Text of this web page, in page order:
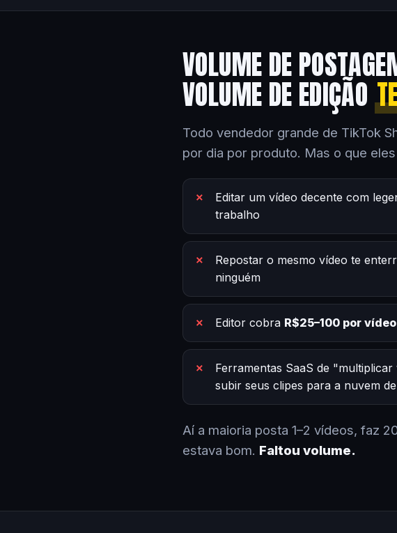
VOLUME DE
VOLUME DE EDIÇÃO
Todo vendedor grande de TikTok
por dia por produto. Mas o que
Editar um vídeo decente com
trabalho
Repostar o mesmo vídeo te
ninguém
Editor cobra R$25–100 por vídeo
Ferramentas SaaS de
subir seus clipes para a nuvem
Aí a maioria posta 1–2 vídeos, faz
estava bom. Faltou volume.